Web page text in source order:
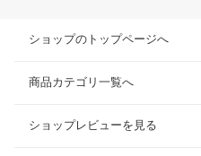
ショップのトップページへ
商品カテゴリ一覧へ
ショップレビューを見る